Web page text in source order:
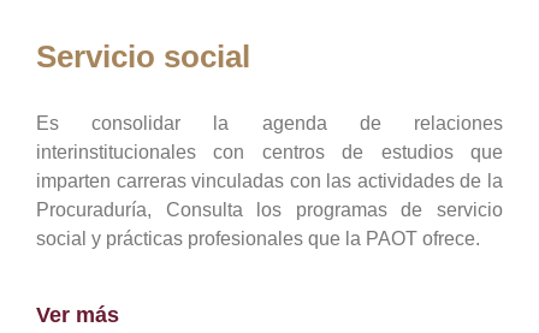
Servicio social
Es consolidar la agenda de relaciones
interinstitucionales con centros de estudios que
imparten carreras vinculadas con las actividades de la
Procuraduría, Consulta los programas de servicio
social y prácticas profesionales que la PAOT ofrece.
Ver más